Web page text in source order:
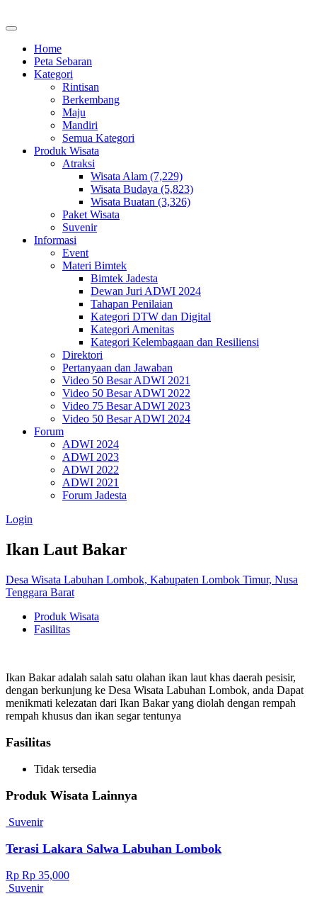
Home
Peta Sebaran
Kategori
Rintisan
Berkembang
Maju
Mandiri
Semua Kategori
Produk Wisata
Atraksi
Wisata Alam (7,229)
Wisata Budaya (5,823)
Wisata Buatan (3,326)
Paket Wisata
Suvenir
Informasi
Event
Materi Bimtek
Bimtek Jadesta
Dewan Juri ADWI 2024
Tahapan Penilaian
Kategori DTW dan Digital
Kategori Amenitas
Kategori Kelembagaan dan Resiliensi
Direktori
Pertanyaan dan Jawaban
Video 50 Besar ADWI 2021
Video 50 Besar ADWI 2022
Video 75 Besar ADWI 2023
Video 50 Besar ADWI 2024
Forum
ADWI 2024
ADWI 2023
ADWI 2022
ADWI 2021
Forum Jadesta
Login
Ikan Laut Bakar
Desa Wisata Labuhan Lombok, Kabupaten Lombok Timur, Nusa
Tenggara Barat
Produk Wisata
Fasilitas
Ikan Bakar adalah salah satu olahan ikan laut khas daerah pesisir,
dengan berkunjung ke Desa Wisata Labuhan Lombok, anda Dapat
menikmati kelezatan dari Ikan Bakar yang diolah dengan rempah
rempah khusus dan ikan segar tentunya
Fasilitas
Tidak tersedia
Produk Wisata Lainnya
Suvenir
Terasi Lakara Salwa Labuhan Lombok
Rp Rp 35,000
Suvenir